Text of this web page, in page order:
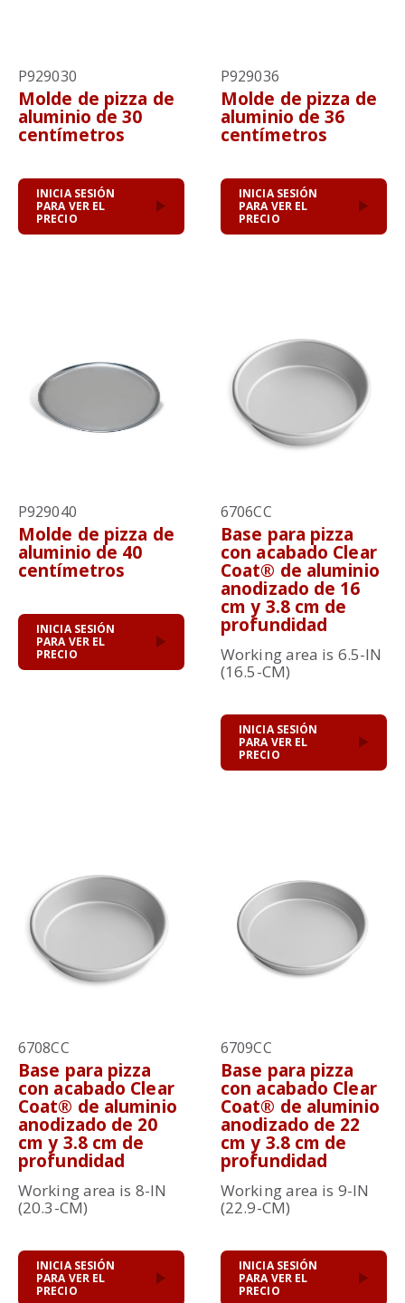
P929030
Molde de pizza de
aluminio de 30
centímetros
INICIA SESIÓN
PARA VER EL
PRECIO
P929036
Molde de pizza de
aluminio de 36
centímetros
INICIA SESIÓN
PARA VER EL
PRECIO
P929040
Molde de pizza de
aluminio de 40
centímetros
INICIA SESIÓN
PARA VER EL
PRECIO
6706CC
Base para pizza
con acabado Clear
Coat® de aluminio
anodizado de 16
cm y 3.8 cm de
profundidad
Working area is 6.5-IN
(16.5-CM)
INICIA SESIÓN
PARA VER EL
PRECIO
6708CC
Base para pizza
con acabado Clear
Coat® de aluminio
anodizado de 20
cm y 3.8 cm de
profundidad
Working area is 8-IN
(20.3-CM)
INICIA SESIÓN
PARA VER EL
PRECIO
6709CC
Base para pizza
con acabado Clear
Coat® de aluminio
anodizado de 22
cm y 3.8 cm de
profundidad
Working area is 9-IN
(22.9-CM)
INICIA SESIÓN
PARA VER EL
PRECIO